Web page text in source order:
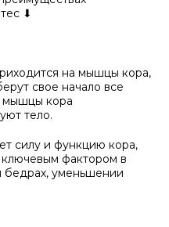
⬇
на мышцы кора,
свое начало все
мышцы кора
тело.
силу и функцию кора,
ключевым фактором в
уменьшении